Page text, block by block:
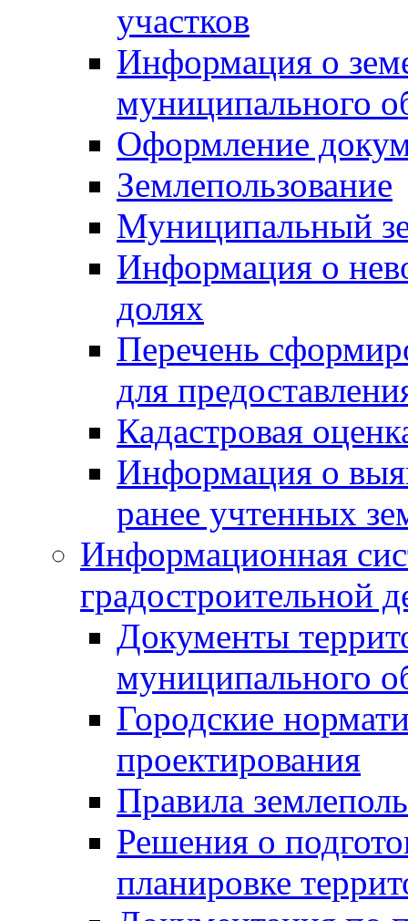
участков
Информация о
муниципального
Оформление
Землепользование
Муниципальный
Информация о
долях
Перечень
для
Кадастровая
Информация о
ранее учтенных
Информационная
градостроительной
Документы
муниципального
Городские
проектирования
Правила
Решения о
планировке